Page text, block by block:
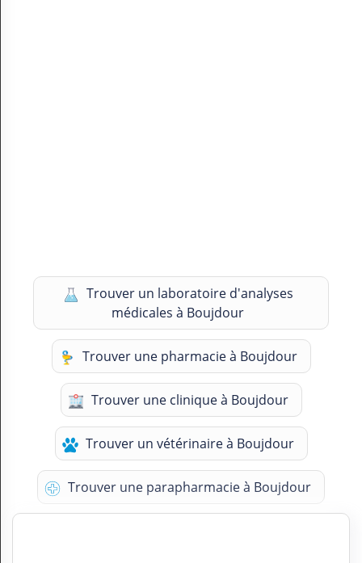
Trouver un laboratoire d'analyses
médicales à Boujdour
Trouver une pharmacie à Boujdour
Trouver une clinique à Boujdour
Trouver un vétérinaire à Boujdour
Trouver une parapharmacie à Boujdour